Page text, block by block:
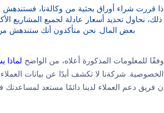
إذا قررت شراء أوراق بحثية من وكالةنا،
ذلك، نحاول تحديد أسعار عادلة لجميع المشاريع
بعض المال. نحن متأكدون أنك ستندهش من
وفقًا للمعلومات المذكورة أعلاه، من الواضح لماذا
الخصوصية. شركةنا لا تكشف أبدًا عن بيانات